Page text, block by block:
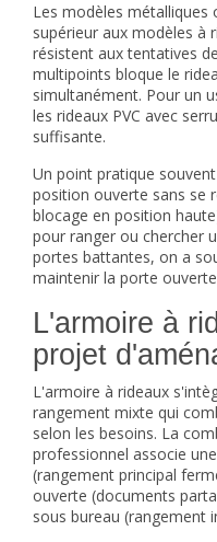
Les modèles métalliques
supérieur aux modèles à
résistent aux tentatives
multipoints bloque le
simultanément. Pour un
les rideaux PVC avec
suffisante.
Un point pratique
position ouverte sans se
blocage en position
pour ranger ou chercher
portes battantes, on a
maintenir la porte
L'armoire à
projet
L'armoire à rideaux
rangement mixte qui
selon les besoins. La
professionnel associe
(rangement principal
ouverte (documents
sous bureau (rangement